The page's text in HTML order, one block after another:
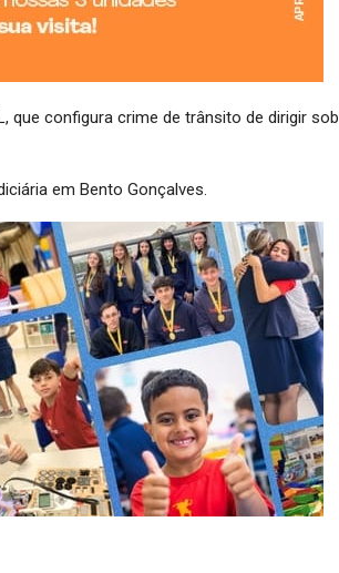
que configura crime de trânsito de dirigir sob
em Bento Gonçalves.